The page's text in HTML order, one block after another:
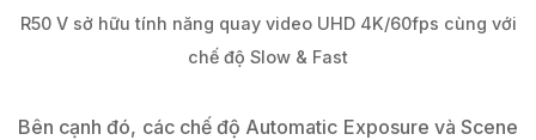
R50 V sở hữu tính năng quay video UHD 4K/60fps cùng với
chế độ Slow & Fast
Bên cạnh đó, các chế độ Automatic Exposure và Scene